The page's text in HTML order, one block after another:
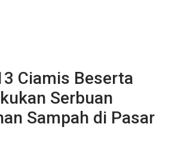
Ciamis Beserta
Serbuan
Sampah di Pasar